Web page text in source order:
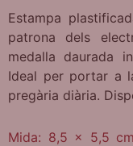
Estampa
patrona dels
medalla daurada
Ideal per portar a
pregària diària.
Mida: 8,5 x 5,5